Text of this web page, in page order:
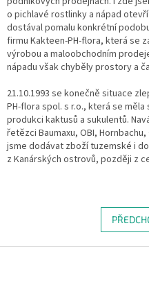
o pichlavé rostlinky a nápad
dostával pomalu konkrétní
firmu Kakteen-PH-flora, která se
výrobou a maloobchodním
nápadu však chyběly prostory a
21.10.1993 se konečně situace
PH-flora spol. s r.o., která se
produkci kaktusů a sukulentů.
řetězci Baumaxu, OBI,
jsme dodávat zboží tuzemské i
z Kanárských ostrovů, později z